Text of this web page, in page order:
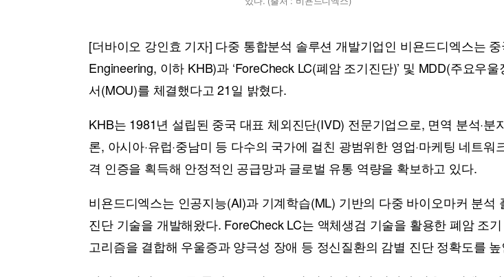
[더바이오 강인효 기자] 다중 통합분석 솔루션 개발기업인 비욘드디엑스는
Engineering, 이하 KHB)과 ‘ForeCheck LC(폐암 조기진단)’ 및 MDD(주요우
서(MOU)를 체결했다고 21일 밝혔다.
KHB는 1981년 설립된 중국 대표 체외진단(IVD) 전문기업으로, 면역 분석·
론, 아시아·유럽·중남미 등 다수의 국가에 걸친 광범위한 영업·마케팅 네트
격 인증을 획득해 안정적인 공급망과 글로벌 유통 역량을 확보하고 있다.
비욘드디엑스는 인공지능(AI)과 기계학습(ML) 기반의 다중 바이오마커 분석
진단 기술을 개발해왔다. ForeCheck LC는 액체생검 기술을 활용한 폐암 조
고리즘을 결합해 우울증과 양극성 장애 등 정신질환의 감별 진단 정확도를